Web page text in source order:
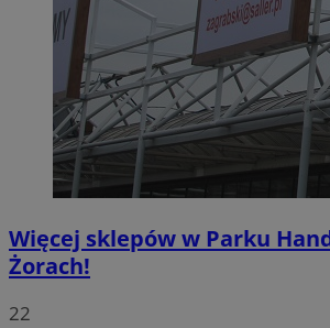
Więcej sklepów w Parku
Żorach!
22